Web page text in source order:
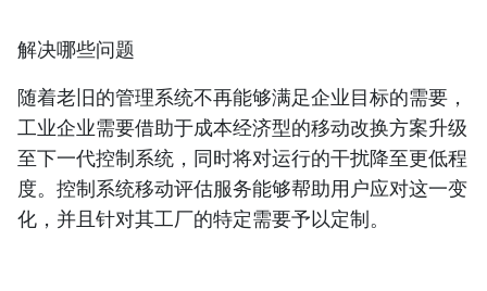
解决哪些问题
随着老旧的管理系统不再能够满足企业目标的需要，
工业企业需要借助于成本经济型的移动改换方案升级
至下一代控制系统，同时将对运行的干扰降至更低程
度。控制系统移动评估服务能够帮助用户应对这一变
化，并且针对其工厂的特定需要予以定制。